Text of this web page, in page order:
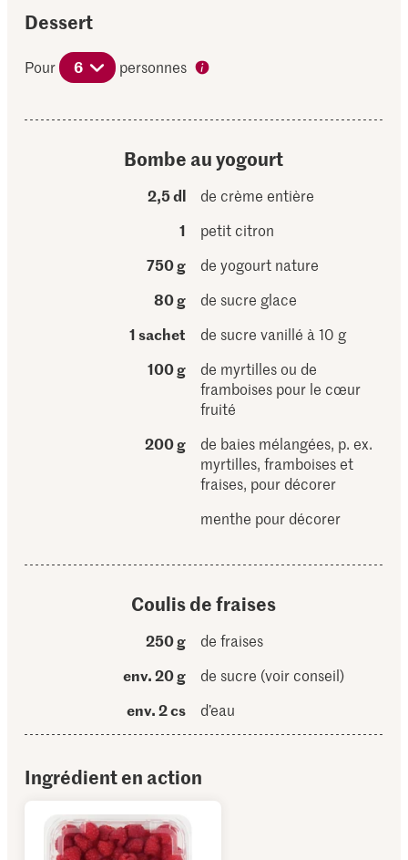
Dessert
Pour 6 personnes
Bombe au yogourt
2,5 dl
de crème entière
1
petit citron
750 g
de yogourt nature
80 g
de sucre glace
1 sachet
de sucre vanillé à 10 g
100 g
de myrtilles ou de
framboises pour le cœur
fruité
200 g
de baies mélangées, p. ex.
myrtilles, framboises et
fraises, pour décorer
menthe pour décorer
Coulis de fraises
250 g
de fraises
env. 20 g
de sucre (voir conseil)
env. 2 cs
d’eau
Ingrédient en action